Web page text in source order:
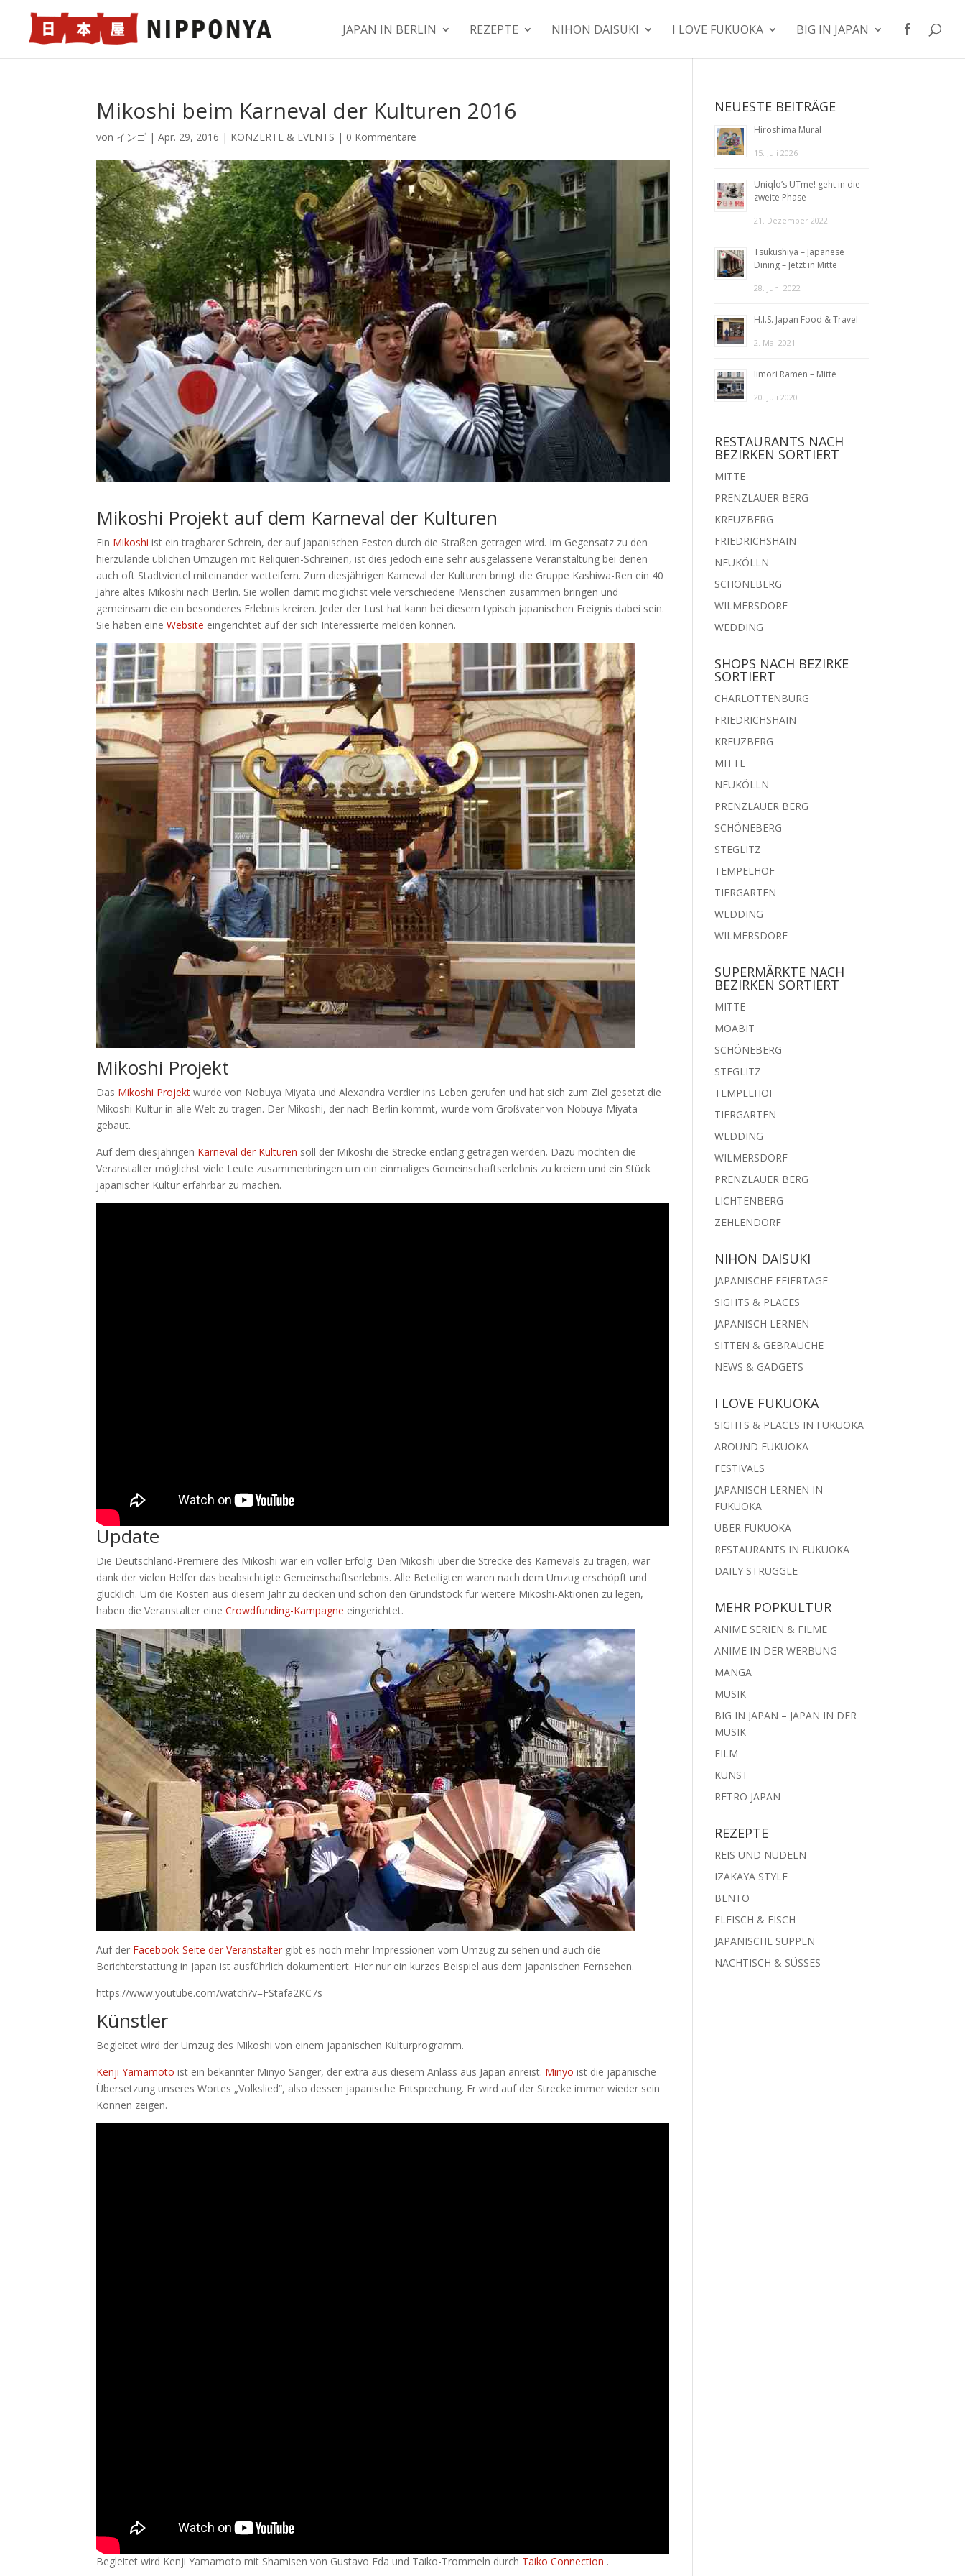
JAPAN IN BERLIN REZEPTE NIHON DAISUKI I LOVE FUKUOKA BIG IN JAPAN
Mikoshi beim Karneval der Kulturen 2016
von インゴ |Apr. 29, 2016 | KONZERTE & EVENTS | 0 Kommentare
Mikoshi Projekt auf dem Karneval der Kulturen
Ein Mikoshi ist ein tragbarer Schrein, der auf japanischen Festen durch die Straßen getragen wird. Im Gegensatz zu den
hierzulande üblichen Umzügen mit Reliquien-Schreinen, ist dies jedoch eine sehr ausgelassene Veranstaltung bei denen
auch oft Stadtviertel miteinander wetteifern. Zum diesjährigen Karneval der Kulturen bringt die Gruppe Kashiwa-Ren ein 40
Jahre altes Mikoshi nach Berlin. Sie wollen damit möglichst viele verschiedene Menschen zusammen bringen und
gemeinsam die ein besonderes Erlebnis kreiren. Jeder der Lust hat kann bei diesem typisch japanischen Ereignis dabei sein.
Sie haben eineWebsite eingerichtet auf der sich Interessierte melden können.
Mikoshi Projekt
Das Mikoshi Projekt wurde von Nobuya Miyata und Alexandra Verdier ins Leben gerufen und hat sich zum Ziel gesetzt die
Mikoshi Kultur in alle Welt zu tragen. Der Mikoshi, der nach Berlin kommt, wurde vom Großvater von Nobuya Miyata
gebaut.
Auf dem diesjährigen Karneval der Kulturen soll der Mikoshi die Strecke entlang getragen werden. Dazu möchten die
Veranstalter möglichst viele Leute zusammenbringen um ein einmaliges Gemeinschaftserlebnis zu kreiern und ein Stück
japanischer Kultur erfahrbar zu machen.
Update
Die Deutschland-Premiere des Mikoshi war ein voller Erfolg. Den Mikoshi über die Strecke des Karnevals zu tragen, war
dank der vielen Helfer das beabsichtigte Gemeinschaftserlebnis. Alle Beteiligten waren nach dem Umzug erschöpft und
glücklich. Um die Kosten aus diesem Jahr zu decken und schon den Grundstock für weitere Mikoshi-Aktionen zu legen,
haben die Veranstalter eineCrowdfunding-Kampagne eingerichtet.
Auf der Facebook-Seite der Veranstalter gibt es noch mehr Impressionen vom Umzug zu sehen und auch die
Berichterstattung in Japan ist ausführlich dokumentiert. Hier nur ein kurzes Beispiel aus dem japanischen Fernsehen.
https://www.youtube.com/watch?v=FStafa2KC7s
Künstler
Begleitet wird der Umzug des Mikoshi von einem japanischen Kulturprogramm.
Kenji Yamamoto ist ein bekannter Minyo Sänger, der extra aus diesem Anlass aus Japan anreist. Minyo ist die japanische
Übersetzung unseres Wortes „Volkslied“, also dessen japanische Entsprechung. Er wird auf der Strecke immer wieder sein
Können zeigen.
Begleitet wird Kenji Yamamoto mit Shamisen von Gustavo Eda und Taiko-Trommeln durch Taiko Connection .
NEUESTE BEITRÄGE
Hiroshima Mural
15. Juli 2026
Uniqlo’s UTme! geht in die
zweite Phase
21. Dezember 2022
Tsukushiya – Japanese
Dining – Jetzt in Mitte
28. Juni 2022
H.I.S. Japan Food & Travel
2. Mai 2021
Iimori Ramen – Mitte
20. Juli 2020
RESTAURANTS NACH
BEZIRKEN SORTIERT
MITTE
PRENZLAUER BERG
KREUZBERG
FRIEDRICHSHAIN
NEUKÖLLN
SCHÖNEBERG
WILMERSDORF
WEDDING
SHOPS NACH BEZIRKE
SORTIERT
CHARLOTTENBURG
FRIEDRICHSHAIN
KREUZBERG
MITTE
NEUKÖLLN
PRENZLAUER BERG
SCHÖNEBERG
STEGLITZ
TEMPELHOF
TIERGARTEN
WEDDING
WILMERSDORF
SUPERMÄRKTE NACH
BEZIRKEN SORTIERT
MITTE
MOABIT
SCHÖNEBERG
STEGLITZ
TEMPELHOF
TIERGARTEN
WEDDING
WILMERSDORF
PRENZLAUER BERG
LICHTENBERG
ZEHLENDORF
NIHON DAISUKI
JAPANISCHE FEIERTAGE
SIGHTS & PLACES
JAPANISCH LERNEN
SITTEN & GEBRÄUCHE
NEWS & GADGETS
I LOVE FUKUOKA
SIGHTS & PLACES IN FUKUOKA
AROUND FUKUOKA
FESTIVALS
JAPANISCH LERNEN IN
FUKUOKA
ÜBER FUKUOKA
RESTAURANTS IN FUKUOKA
DAILY STRUGGLE
MEHR POPKULTUR
ANIME SERIEN & FILME
ANIME IN DER WERBUNG
MANGA
MUSIK
BIG IN JAPAN – JAPAN IN DER
MUSIK
FILM
KUNST
RETRO JAPAN
REZEPTE
REIS UND NUDELN
IZAKAYA STYLE
BENTO
FLEISCH & FISCH
JAPANISCHE SUPPEN
NACHTISCH & SÜSSES